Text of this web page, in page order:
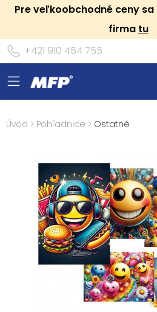
Pre veľkoobchodné ceny
firma tu
+421 910 454 755
Úvod > Pohľadnice > Ostatné